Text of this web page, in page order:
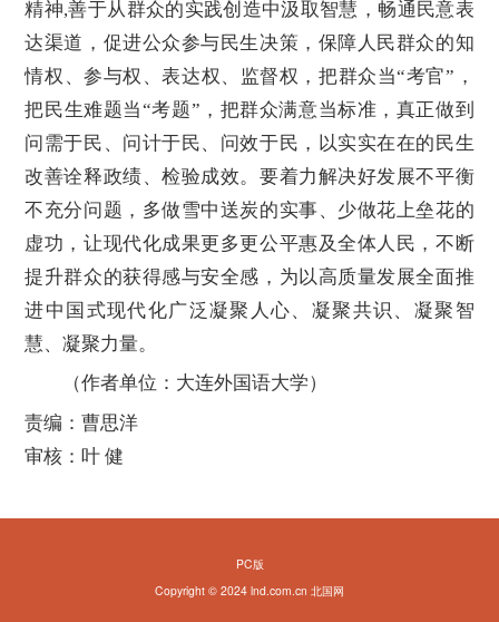
精神,善于从群众的实践创造中汲取智慧，畅通民意表
达渠道，促进公众参与民生决策，保障人民群众的知
情权、参与权、表达权、监督权，把群众当“考官”，
把民生难题当“考题”，把群众满意当标准，真正做到
问需于民、问计于民、问效于民，以实实在在的民生
改善诠释政绩、检验成效。要着力解决好发展不平衡
不充分问题，多做雪中送炭的实事、少做花上垒花的
虚功，让现代化成果更多更公平惠及全体人民，不断
提升群众的获得感与安全感，为以高质量发展全面推
进中国式现代化广泛凝聚人心、凝聚共识、凝聚智
慧、凝聚力量。
（作者单位：大连外国语大学）
责编：曹思洋
审核：叶 健
PC版
Copyright © 2024 lnd.com.cn 北国网